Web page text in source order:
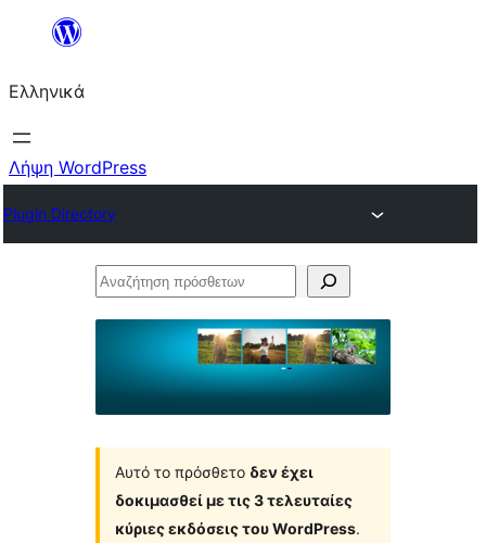
Μετάβαση
περιεχόμενο
Ελληνικά
Λήψη WordPress
Plugin Directory
Αναζήτηση
Αυτό το πρόσθετο δεν έχει
δοκιμασθεί με τις 3 τελευταίες
κύριες εκδόσεις του WordPress.